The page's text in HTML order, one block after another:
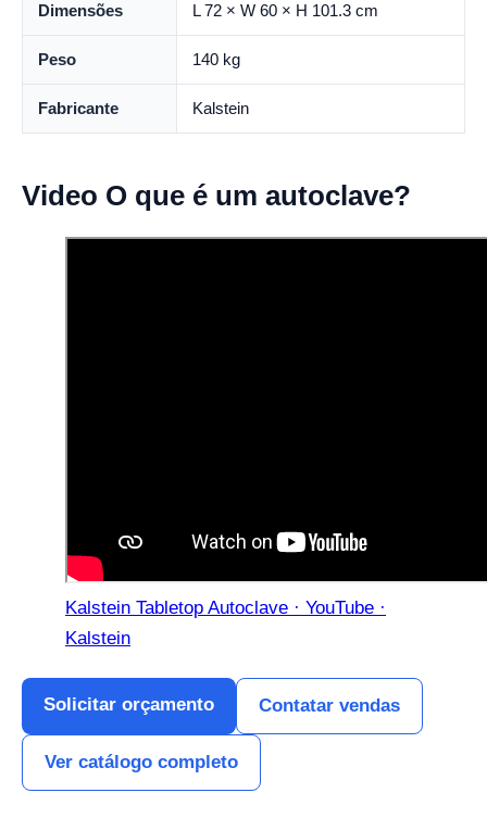
Dimensões L 72 × W 60 × H 101.3 cm
Peso 140 kg
Fabricante Kalstein
Video O que é um autoclave?
Kalstein Tabletop Autoclave · YouTube ·
Kalstein
Solicitar orçamento Contatar vendas
Ver catálogo completo